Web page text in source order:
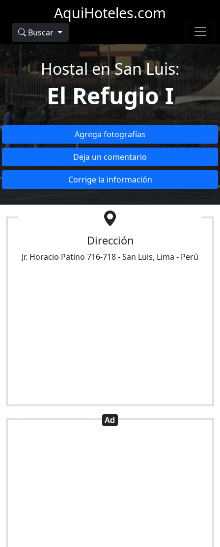
AquiHoteles.com
Buscar
Hostal en San Luis:
El Refugio I
Agrega fotografías
Deja un comentario
Corrige la información
Dirección
Jr. Horacio Patino 716-718-San Luis, Lima - Perú